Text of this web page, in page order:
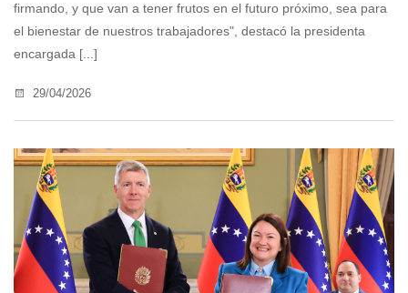
firmando, y que van a tener frutos en el futuro próximo, sea para
el bienestar de nuestros trabajadores", destacó la presidenta
encargada [...]
29/04/2026